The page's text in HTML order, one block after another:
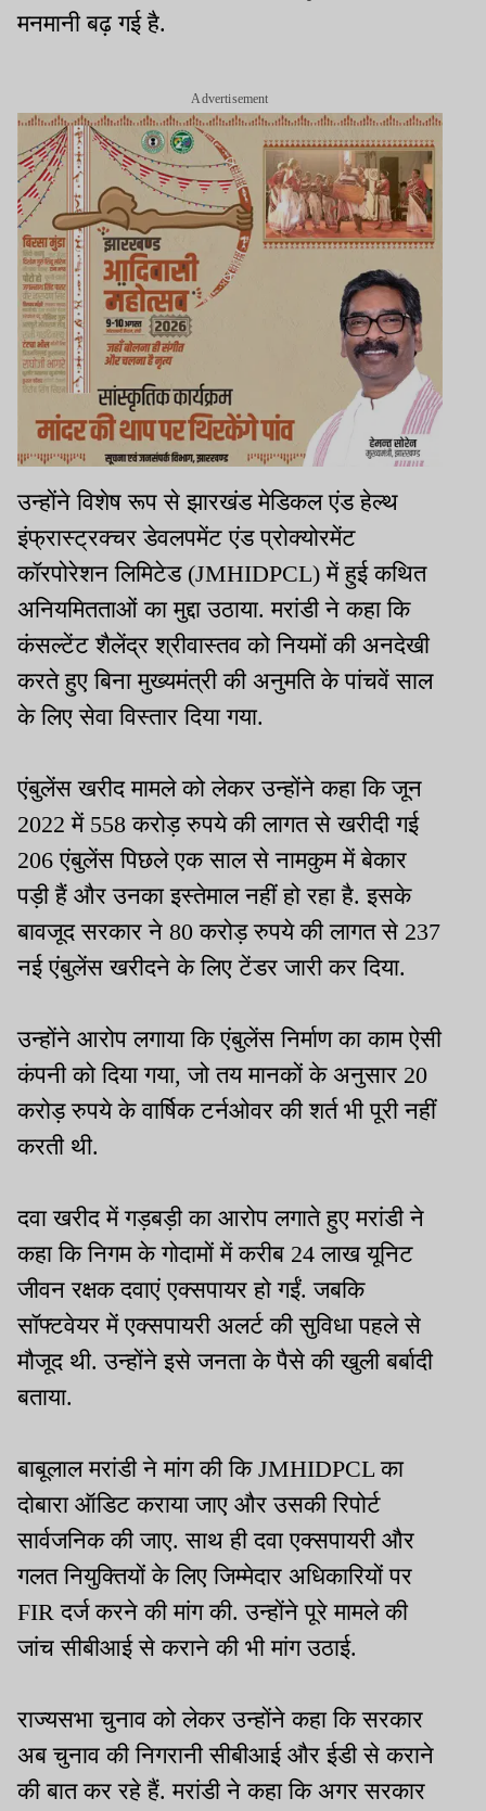
मनमानी बढ़ गई है.
Advertisement
उन्होंने विशेष रूप से झारखंड मेडिकल एंड हेल्थ
इंफ्रास्ट्रक्चर डेवलपमेंट एंड प्रोक्योरमेंट
कॉरपोरेशन लिमिटेड (JMHIDPCL) में हुई कथित
अनियमितताओं का मुद्दा उठाया. मरांडी ने कहा कि
कंसल्टेंट शैलेंद्र श्रीवास्तव को नियमों की अनदेखी
करते हुए बिना मुख्यमंत्री की अनुमति के पांचवें साल
के लिए सेवा विस्तार दिया गया.
एंबुलेंस खरीद मामले को लेकर उन्होंने कहा कि जून
2022 में 558 करोड़ रुपये की लागत से खरीदी गई
206 एंबुलेंस पिछले एक साल से नामकुम में बेकार
पड़ी हैं और उनका इस्तेमाल नहीं हो रहा है. इसके
बावजूद सरकार ने 80 करोड़ रुपये की लागत से 237
नई एंबुलेंस खरीदने के लिए टेंडर जारी कर दिया.
उन्होंने आरोप लगाया कि एंबुलेंस निर्माण का काम ऐसी
कंपनी को दिया गया, जो तय मानकों के अनुसार 20
करोड़ रुपये के वार्षिक टर्नओवर की शर्त भी पूरी नहीं
करती थी.
दवा खरीद में गड़बड़ी का आरोप लगाते हुए मरांडी ने
कहा कि निगम के गोदामों में करीब 24 लाख यूनिट
जीवन रक्षक दवाएं एक्सपायर हो गईं. जबकि
सॉफ्टवेयर में एक्सपायरी अलर्ट की सुविधा पहले से
मौजूद थी. उन्होंने इसे जनता के पैसे की खुली बर्बादी
बताया.
बाबूलाल मरांडी ने मांग की कि JMHIDPCL का
दोबारा ऑडिट कराया जाए और उसकी रिपोर्ट
सार्वजनिक की जाए. साथ ही दवा एक्सपायरी और
गलत नियुक्तियों के लिए जिम्मेदार अधिकारियों पर
FIR दर्ज करने की मांग की. उन्होंने पूरे मामले की
जांच सीबीआई से कराने की भी मांग उठाई.
राज्यसभा चुनाव को लेकर उन्होंने कहा कि सरकार
अब चुनाव की निगरानी सीबीआई और ईडी से कराने
की बात कर रहे हैं. मरांडी ने कहा कि अगर सरकार